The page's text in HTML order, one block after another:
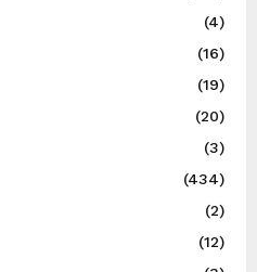
(4)
(16)
(19)
(20)
(3)
(434)
(2)
(12)